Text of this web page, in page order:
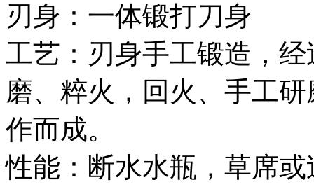
刃身：一体锻打刀身
工艺：刃身手工锻造，
磨、粹火，回火、手工
作而成。
性能：断水水瓶，草席